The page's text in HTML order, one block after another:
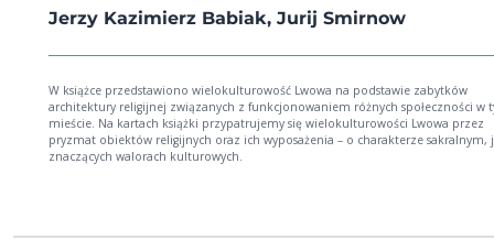
Jerzy Kazimierz Babiak, Jurij Smirnow
W książce przedstawiono wielokulturowość Lwowa na podstawie zabytków
architektury religijnej związanych z funkcjonowaniem różnych społeczności w
mieście. Na kartach książki przypatrujemy się wielokulturowości Lwowa przez
pryzmat obiektów religijnych oraz ich wyposażenia – o charakterze sakralnym,
znaczących walorach kulturowych.